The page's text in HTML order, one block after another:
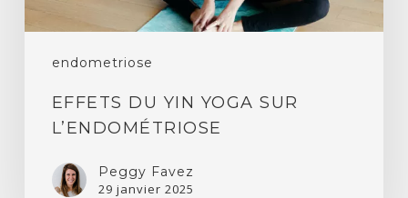
endometriose
EFFETS DU YIN YOGA SUR
L’ENDOMÉTRIOSE
Peggy Favez
29 janvier 2025